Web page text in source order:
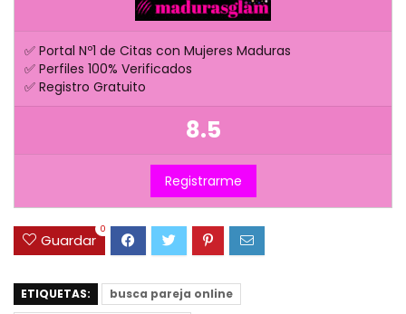
✅ Portal Nº1 de Citas con Mujeres Maduras
✅ Perfiles 100% Verificados
✅ Registro Gratuito
8.5
Registrarme
Guardar
0
ETIQUETAS:
busca pareja online